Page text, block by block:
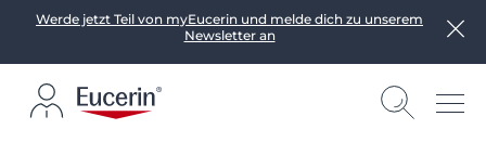
Werde jetzt Teil von myEucerin und melde dich zu unserem
Newsletter an